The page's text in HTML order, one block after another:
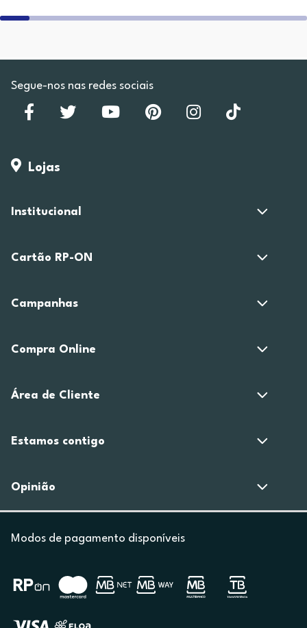
Segue-nos nas redes sociais
Lojas
Institucional
Cartão RP-ON
Campanhas
Compra Online
Área de Cliente
Estamos contigo
Opinião
Modos de pagamento disponíveis